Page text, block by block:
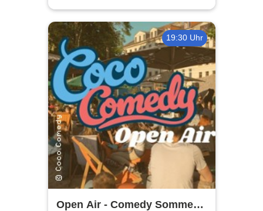
19:30 Uhr
Open Air - Comedy Sommer